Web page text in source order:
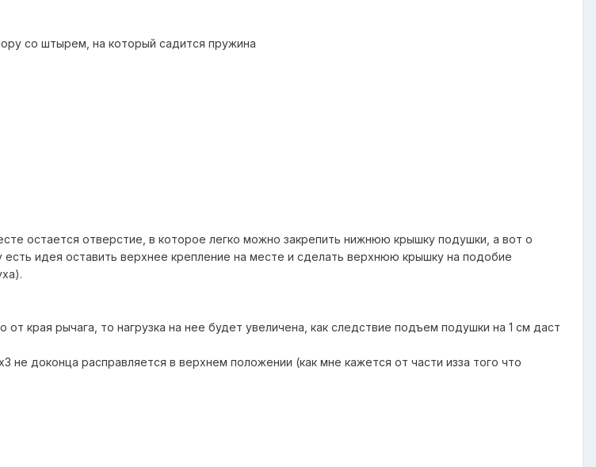
со штырем, на который садится пружина
остается отверстие, в которое легко можно закрепить нижнюю крышку подушки, а вот о
идея оставить верхнее крепление на месте и сделать верхнюю крышку на подобие
края рычага, то нагрузка на нее будет увеличена, как следствие подъем подушки на 1 см даст
не доконца расправляется в верхнем положении (как мне кажется от части изза того что